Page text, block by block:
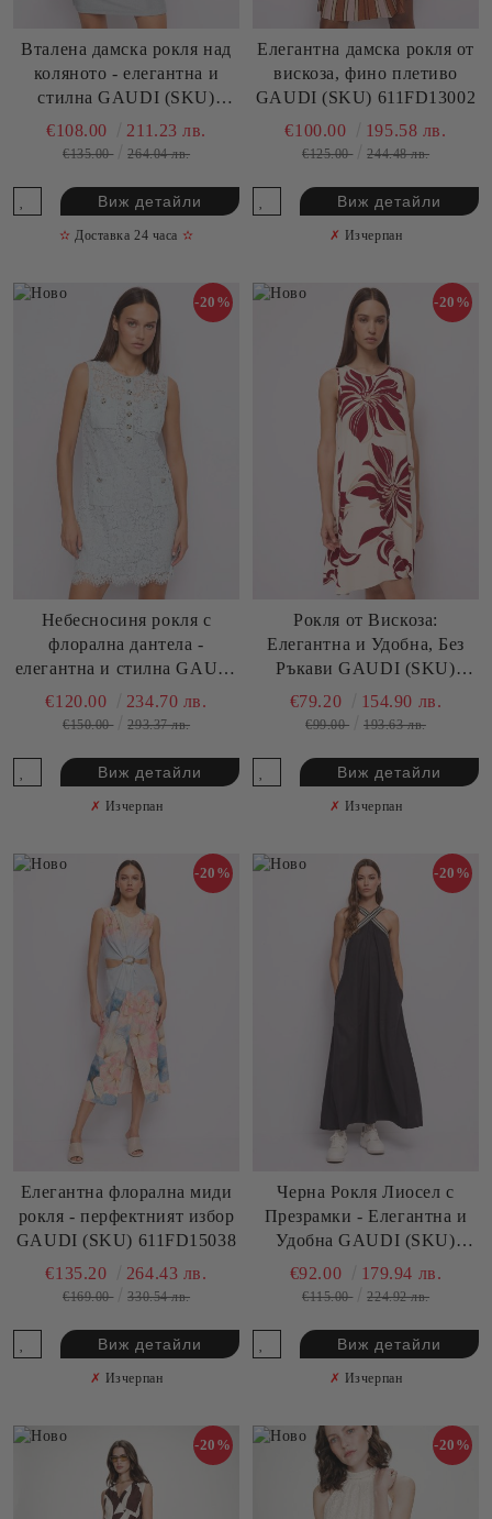
Вталена дамска рокля над
коляното - елегантна и
стилна GAUDI (SKU)
611FD14001
€108.00 211.23 лв.
€135.00 264.04 лв.
Виж детайли
✫ Доставка 24 часа ✫
Елегантна дамска рокля от
вискоза, фино плетиво
GAUDI (SKU) 611FD13002
€100.00 195.58 лв.
€125.00 244.48 лв.
Виж детайли
✗ Изчерпан
Небесносиня рокля с
флорална дантела -
елегантна и стилна GAUDI
(SKU) 611FD15011
-20%
€120.00 234.70 лв.
€150.00 293.37 лв.
Виж детайли
✗ Изчерпан
Рокля от Вискоза:
Елегантна и Удобна, Без
Ръкави GAUDI (SKU)
611FD15044
-20%
€79.20 154.90 лв.
€99.00 193.63 лв.
Виж детайли
✗ Изчерпан
Елегантна флорална миди
рокля - перфектният избор
GAUDI (SKU) 611FD15038
-20%
€135.20 264.43 лв.
€169.00 330.54 лв.
Виж детайли
✗ Изчерпан
Черна Рокля Лиосел с
Презрамки - Елегантна и
Удобна GAUDI (SKU)
611BD15003
-20%
€92.00 179.94 лв.
€115.00 224.92 лв.
Виж детайли
✗ Изчерпан
-20% -20%